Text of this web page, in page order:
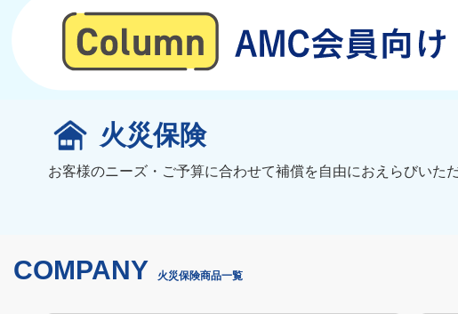
火災保険
お客様のニーズ・ご予算に合わせて補償を自由におえらびいただ
COMPANY 火災保険商品一覧